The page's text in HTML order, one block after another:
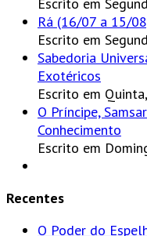
Rá (16/07 a 15/
Escrito em
Sabedoria
Exotéricos
Escrito em
O Príncipe,
Conhecimento
Escrito em
Recentes
O Poder do